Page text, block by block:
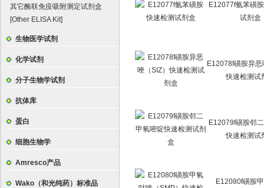
其它酶联免疫吸附测定试剂盒
[Other ELISA Kit]
生物医学试剂
化学试剂
分子生物学试剂
抗体库
蛋白
细胞生物学
Amresco产品
Wako（和光纯药）标准品
E12077f氨苯磺
试剂盒
E12078f磺胺异恶
快速检测试
E12079f磺胺邻
快速检测试
E12080f磺胺